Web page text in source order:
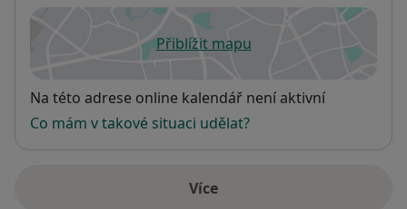
Přiblížit mapuse otevře v nové záložce
Dostupnost
Na této adrese online kalendář není aktivní
Co mám v takové situaci udělat?
Víceo adrese